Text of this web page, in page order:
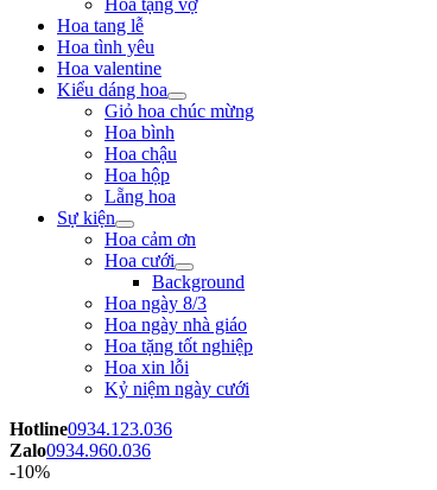
Hoa tặng vợ
Hoa tang lễ
Hoa tình yêu
Hoa valentine
Kiểu dáng hoa
Giỏ hoa chúc mừng
Hoa bình
Hoa chậu
Hoa hộp
Lẵng hoa
Sự kiện
Hoa cảm ơn
Hoa cưới
Background
Hoa ngày 8/3
Hoa ngày nhà giáo
Hoa tặng tốt nghiệp
Hoa xin lỗi
Kỷ niệm ngày cưới
Hotline0934.123.036
Zalo0934.960.036
-10%